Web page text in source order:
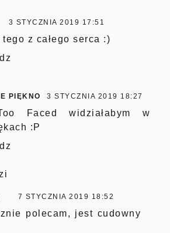
3 STYCZNIA 2019 17:51
z całego serca :)
PIĘKNO 3 STYCZNIA 2019 18:27
Faced widziałabym w
:P
7 STYCZNIA 2019 18:52
polecam, jest cudowny